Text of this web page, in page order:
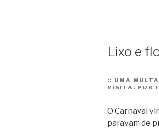
Lixo e
:: UMA
VISITA. POR
O Carnaval
paravam de